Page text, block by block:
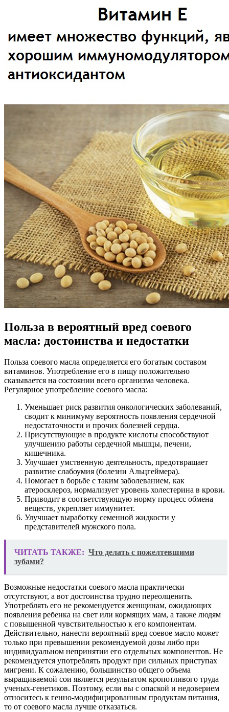
Польза в вероятный вред соевого
масла: достоинства и недостатки
Польза соевого масла определяется его богатым составом
витаминов. Употребление его в пищу положительно
сказывается на состоянии всего организма человека.
Регулярное употребление соевого масла:
Уменьшает риск развития онкологических заболеваний,
сводит к минимуму вероятность появления сердечной
недостаточности и прочих болезней сердца.
Присутствующие в продукте кислоты способствуют
улучшению работы сердечной мышцы, печени,
кишечника.
Улучшает умственную деятельность, предотвращает
развитие слабоумия (болезни Альцгеймера).
Помогает в борьбе с таким заболеванием, как
атеросклероз, нормализует уровень холестерина в крови.
Приводит в соответствующую норму процесс обмена
веществ, укрепляет иммунитет.
Улучшает выработку семенной жидкости у
представителей мужского пола.
ЧИТАТЬ ТАКЖЕ: Что делать с пожелтевшими
зубами?
Возможные недостатки соевого масла практически
отсутствуют, а вот достоинства трудно переолценить.
Употреблять его не рекомендуется женщинам, ожидающих
появления ребенка на свет или кормящих мам, а также людям
с повышенной чувствительностью к его компонентам.
Действительно, нанести вероятный вред соевое масло может
только при превышении рекомендуемой дозы либо при
индивидуальном непринятии его отдельных компонентов. Не
рекомендуется употреблять продукт при сильных приступах
мигрени. К сожалению, большинство общего объема
выращиваемой сои является результатом кропотливого труда
ученых-генетиков. Поэтому, если вы с опаской и недоверием
относитесь к генно-модифицированным продуктам питания,
то от соевого масла лучше отказаться.